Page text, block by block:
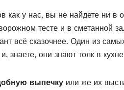
как у нас, вы не найдете ни
тесте и в сметанной
всё сказочнее. Один из
знаете, они знают толк в
выпечку или же их